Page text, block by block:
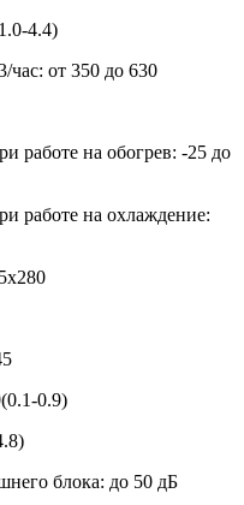
4.4)
час: от 350 до 630
работе на обогрев: -25 до
работе на охлаждение:
0.9)
блока: до 50 дБ